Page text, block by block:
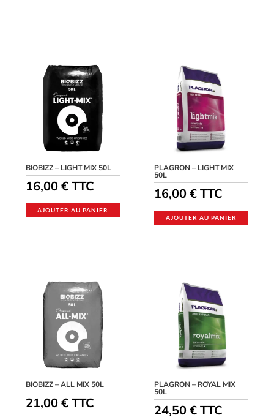
BIOBIZZ – LIGHT MIX 50L
16,00€ TTC
AJOUTER AU PANIER
PLAGRON – LIGHT MIX
50L
16,00€TTC
AJOUTER AU PANIER
BIOBIZZ – ALL MIX 50L
21,00€ TTC
PLAGRON – ROYAL MIX
50L
24,50€TTC